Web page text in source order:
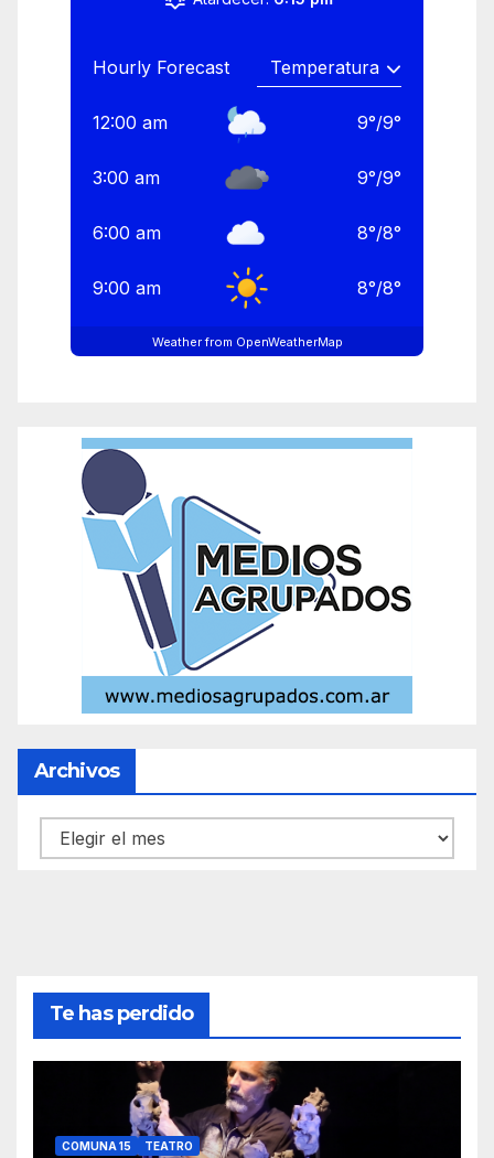
Hourly Forecast
12:00 am 9°/9°
3:00 am 9°/9°
6:00 am 8°/8°
9:00 am 8°/8°
Weather from OpenWeatherMap
Archivos
Archivos
Te has perdido
COMUNA 15 TEATRO